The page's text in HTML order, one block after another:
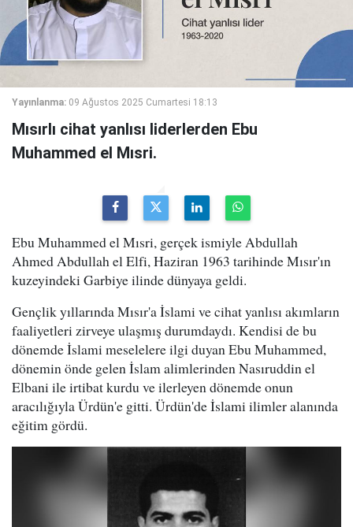
Yayınlanma: 09 Ağustos 2025 Cumartesi 18:13
Mısırlı cihat yanlısı liderlerden Ebu
Muhammed el Mısri.
Ebu Muhammed el Mısri, gerçek ismiyle Abdullah
Ahmed Abdullah el Elfi, Haziran 1963 tarihinde Mısır'ın
kuzeyindeki Garbiye ilinde dünyaya geldi.
Gençlik yıllarında Mısır'a İslami ve cihat yanlısı akımların
faaliyetleri zirveye ulaşmış durumdaydı. Kendisi de bu
dönemde İslami meselelere ilgi duyan Ebu Muhammed,
dönemin önde gelen İslam alimlerinden Nasıruddin el
Elbani ile irtibat kurdu ve ilerleyen dönemde onun
aracılığıyla Ürdün'e gitti. Ürdün'de İslami ilimler alanında
eğitim gördü.